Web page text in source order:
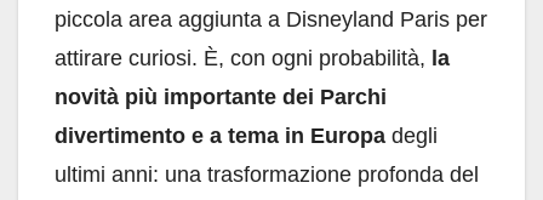
piccola area aggiunta a Disneyland Paris per
attirare curiosi. È, con ogni probabilità, la
novità più importante dei Parchi
divertimento e a tema in Europa degli
ultimi anni: una trasformazione profonda del